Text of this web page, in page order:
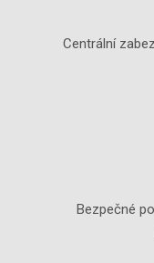
Centrální
Bezpečné